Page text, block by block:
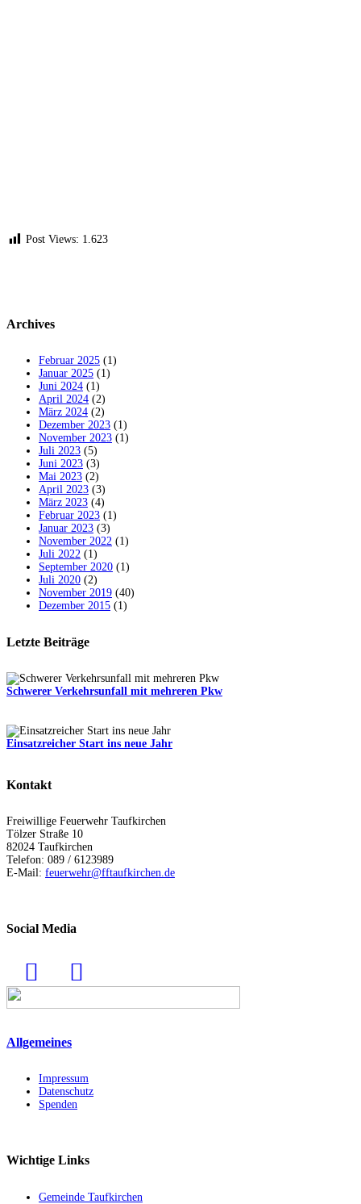
Post Views: 1.623
Archives
Februar 2025 (1)
Januar 2025 (1)
Juni 2024 (1)
April 2024 (2)
März 2024 (2)
Dezember 2023 (1)
November 2023 (1)
Juli 2023 (5)
Juni 2023 (3)
Mai 2023 (2)
April 2023 (3)
März 2023 (4)
Februar 2023 (1)
Januar 2023 (3)
November 2022 (1)
Juli 2022 (1)
September 2020 (1)
Juli 2020 (2)
November 2019 (40)
Dezember 2015 (1)
Letzte Beiträge
Schwerer Verkehrsunfall mit mehreren Pkw
Einsatzreicher Start ins neue Jahr
Kontakt
Freiwillige Feuerwehr Taufkirchen
Tölzer Straße 10
82024 Taufkirchen
Telefon: 089 / 6123989
E-Mail: feuerwehr@fftaufkirchen.de
Social Media
Allgemeines
Impressum
Datenschutz
Spenden
Wichtige Links
Gemeinde Taufkirchen